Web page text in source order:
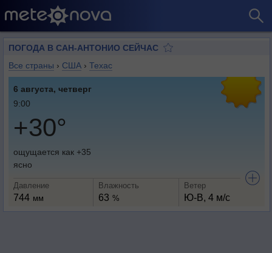
ПОГОДА В САН-АНТОНИО СЕЙЧАС
Все страны › США › Техас
6 августа, четверг
9:00
+30°
ощущается как +35
ясно
Давление
744 мм
Влажность
63 %
Ветер
Ю-В, 4 м/с